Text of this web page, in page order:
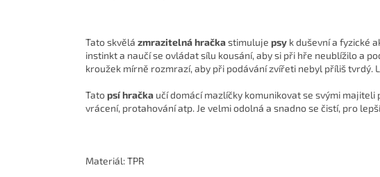
Tato skvělá zmrazitelná hračkastimuluje psy k duševní a fyzické
instinkt a naučí se ovládat sílu kousání, aby si při hře neublížilo a
kroužek mírně rozmrazí, aby při podávání zvířeti nebyl příliš tvrdý.
Tatopsí hračka učí domácí mazlíčky komunikovat se svými
vrácení, protahování atp. Je velmi odolná a snadno se čistí, pro
Materiál: TPR